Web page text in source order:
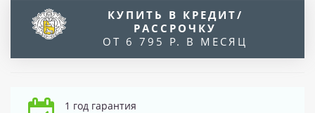
КУПИТЬ В КРЕДИТ/
РАССРОЧКУ
ОТ 6 795 Р. В МЕСЯЦ
1 год гарантия